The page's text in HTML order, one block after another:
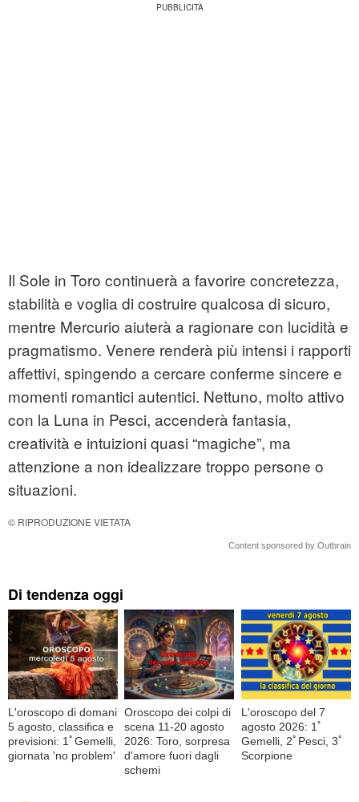
Il Sole in Toro continuerà a favorire concretezza,
stabilità e voglia di costruire qualcosa di sicuro,
mentre Mercurio aiuterà a ragionare con lucidità e
pragmatismo. Venere renderà più intensi i rapporti
affettivi, spingendo a cercare conferme sincere e
momenti romantici autentici. Nettuno, molto attivo
con la Luna in Pesci, accenderà fantasia,
creatività e intuizioni quasi “magiche”, ma
attenzione a non idealizzare troppo persone o
situazioni.
© RIPRODUZIONE VIETATA
Content sponsored by Outbrain
Di tendenza oggi
L'oroscopo di domani
5 agosto, classifica e
previsioni: 1ﾟGemelli,
giornata 'no problem'
Oroscopo dei colpi di
scena 11-20 agosto
2026: Toro, sorpresa
d'amore fuori dagli
schemi
L'oroscopo del 7
agosto 2026: 1ﾟ
Gemelli, 2ﾟPesci, 3ﾟ
Scorpione